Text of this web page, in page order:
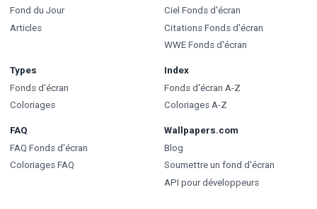
Fond du Jour
Articles
Ciel Fonds d'écran
Citations Fonds d'écran
WWE Fonds d'écran
Types
Fonds d'écran
Coloriages
Index
Fonds d'écran A-Z
Coloriages A-Z
FAQ
FAQ Fonds d'écran
Coloriages FAQ
Wallpapers.com
Blog
Soumettre un fond d'écran
API pour développeurs